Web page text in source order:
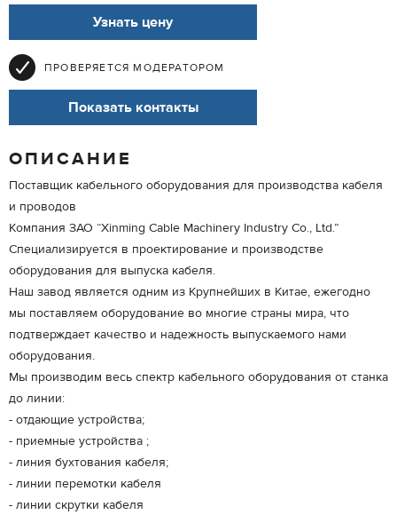
Узнать цену
ПРОВЕРЯЕТСЯ МОДЕРАТОРОМ
Показать контакты
ОПИСАНИЕ
Поставщик кабельного оборудования для производства кабеля
и проводов
Компания ЗАО “Xinming Cable Machinery Industry Co., Ltd.”
Специализируется в проектирование и производстве
оборудования для выпуска кабеля.
Наш завод является одним из Крупнейших в Китае, ежегодно
мы поставляем оборудование во многие страны мира, что
подтверждает качество и надежность выпускаемого нами
оборудования.
Мы производим весь спектр кабельного оборудования от станка
до линии:
- отдающие устройства;
- приемные устройства ;
- линия бухтования кабеля;
- линии перемотки кабеля
- линии скрутки кабеля